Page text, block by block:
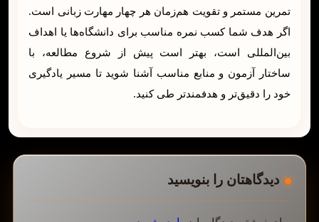
تمرین مستمر و تقویت هم‌زمان هر چهار مهارت زبانی است.
اگر هدف شما کسب نمره مناسب برای دانشگاه‌ها یا اهداف
بین‌المللی است، بهتر است پیش از شروع مطالعه، با
ساختار آزمون و منابع مناسب آشنا شوید تا مسیر یادگیری
خود را دقیق‌تر و هدفمندتر طی کنید.
دیدگاهتان را بنویسید